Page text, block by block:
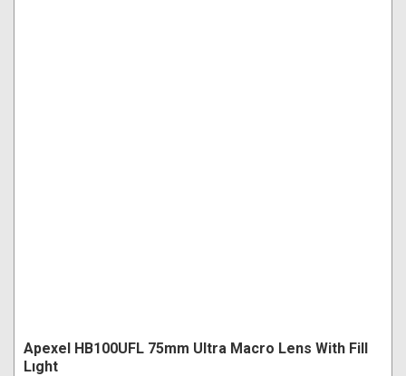
Apexel HB100UFL 75mm Ultra Macro Lens With Fill
Lıght